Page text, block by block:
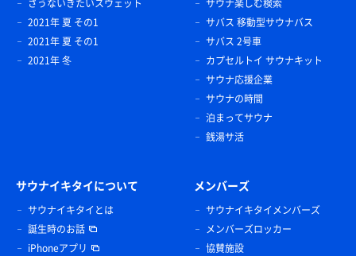
さうないきたいスウェット
2021年 夏 その1
2021年 夏 その1
2021年 冬
サウナ楽しむ検索
サバス 移動型サウナバス
サバス 2号車
カプセルトイ サウナキット
サウナ応援企業
サウナの時間
泊まってサウナ
銭湯サ活
サウナイキタイについて
サウナイキタイとは
誕生時のお話
iPhoneアプリ
メンバーズ
サウナイキタイメンバーズ
メンバーズロッカー
協賛施設